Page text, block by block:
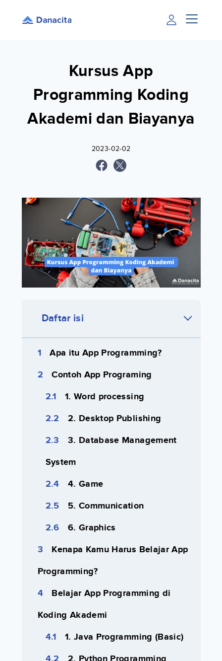
Kursus App
Programming Koding
Akademi dan Biayanya
2023-02-02
Daftar isi
Apa itu App Programming?
Contoh App Programing
1. Word processing
2. Desktop Publishing
3. Database Management
System
4. Game
5. Communication
6. Graphics
Kenapa Kamu Harus Belajar App
Programming?
Belajar App Programming di
Koding Akademi
1. Java Programming (Basic)
2. Python Programming